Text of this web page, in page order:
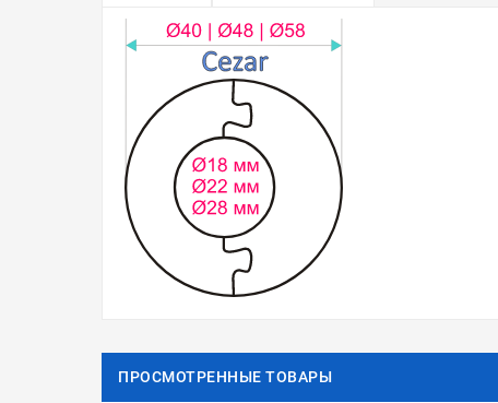
ПРОСМОТРЕННЫЕ ТОВАРЫ